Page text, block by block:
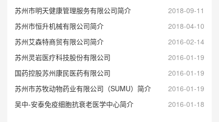
2018-09-11
苏州市明天健康管理服务有限公司简介
2018-04-10
苏州市恒升机械有限公司简介
2016-02-14
苏州艾森特商贸有限公司简介
2016-01-19
苏州灵岩医疗科技股份有限公司
2016-01-19
国药控股苏州康民医药有限公司
2016-01-19
苏州市苏牧动物药业有限公司（SUMU）简介
2016-01-18
吴中-安泰免疫细胞抗衰老医学中心简介